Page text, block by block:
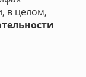
в целом,